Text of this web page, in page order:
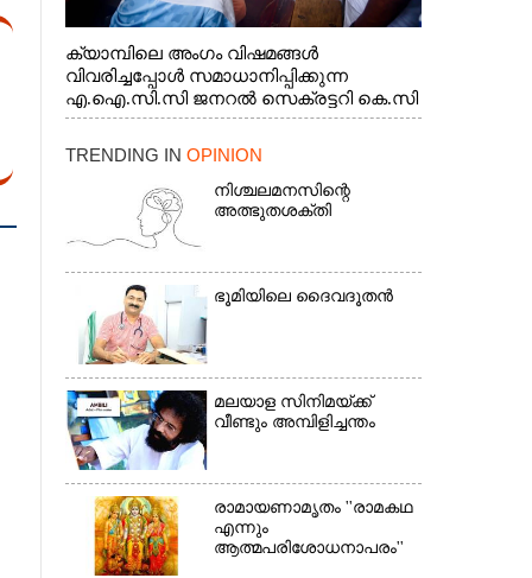
ക്യാമ്പിലെ അംഗം വിഷമങ്ങൾ
വിവരിച്ചപ്പോൾ സമാധാനിപ്പിക്കുന്ന
എ.ഐ.സി.സി ജനറൽ സെക്രട്ടറി കെ.സി
വേണുഗോപാൽ എം.പി. സഹകരണ-
എന്നിവർ
TRENDING IN OPINION
നിശ്ചലമനസിന്റെ
അത്ഭുതശക്തി
ഭൂ​മി​യി​ലെ​ ​ദൈ​വദൂതൻ
മലയാള സിനിമയ്ക്ക്
വീണ്ടും അമ്പിളിച്ചന്തം
രാമായണാമൃതം ''രാമകഥ
എന്നും
ആത്മപരിശോധനാപരം''